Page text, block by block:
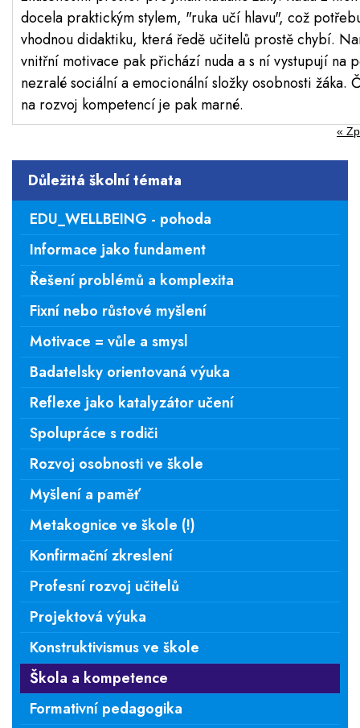
docela praktickým stylem, "ruka učí hlavu", což
vhodnou didaktiku, která ředě učitelů prostě chybí.
vnitřní motivace pak přichází nuda a s ní vystupují na
nezralé sociální a emocionální složky osobnosti žáka.
na rozvoj kompetencí je pak marné.
«
Důležitá školní témata
EDU_WELLBEING - pohoda
Informace jako fundament
Řešení problémů a komplexita
Fixní nebo růstové myšlení
Motivace = vůle a smysl
Badatelsky orientovaná výuka
Reflexe jako katalyzátor učení
Spolupráce s rodiči
Rozvoj osobnosti ve škole
Myšlení a paměť
Metakognice ve škole (!)
Konfirmační zkreslení
Profesní rozvoj učitelů
Projektová výuka
Konstruktivismus ve škole
Škola a kompetence
Formativní pedagogika